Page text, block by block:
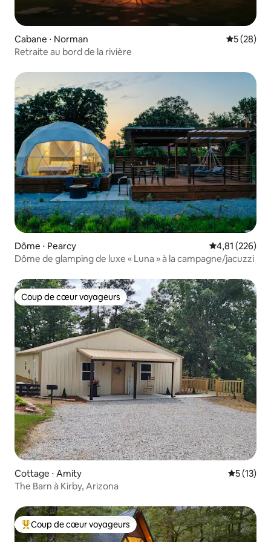
Cabane ⋅ Norman
5 (28)
Retraite au bord de la rivière
Dôme ⋅ Pearcy Évaluation
4,81 (226)
Dôme de glamping de luxe « Luna » à la campagne/jacuzzi
Coup de cœur voyageurs
Coup de cœur voyageurs
Cottage ⋅ Amity
5 (13)
The Barn à Kirby, Arizona
Coups de cœur voyageurs les plus appréciés
Coup de cœur voyageurs